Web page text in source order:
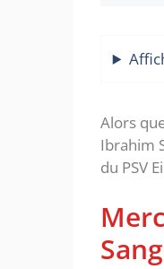
Alors
Ibrahim
du PSV